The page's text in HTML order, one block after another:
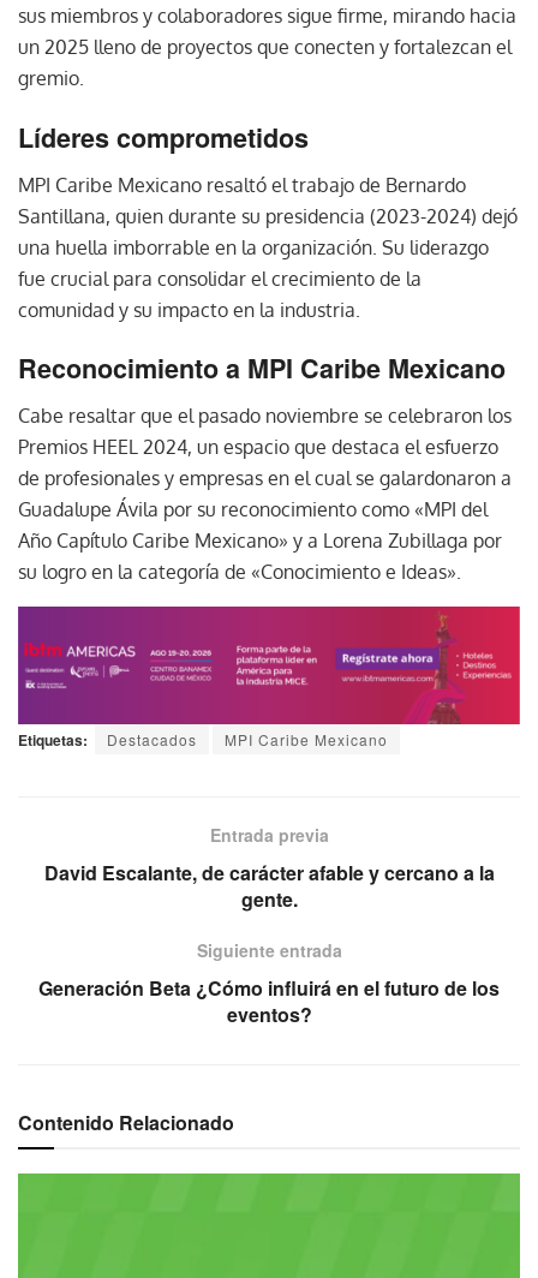
sus miembros y colaboradores sigue firme, mirando hacia
un 2025 lleno de proyectos que conecten y fortalezcan el
gremio.
Líderes comprometidos
MPI Caribe Mexicano resaltó el trabajo de Bernardo
Santillana, quien durante su presidencia (2023-2024) dejó
una huella imborrable en la organización. Su liderazgo
fue crucial para consolidar el crecimiento de la
comunidad y su impacto en la industria.
Reconocimiento a MPI Caribe Mexicano
Cabe resaltar que el pasado noviembre se celebraron los
Premios HEEL 2024, un espacio que destaca el esfuerzo
de profesionales y empresas en el cual se galardonaron a
Guadalupe Ávila por su reconocimiento como «MPI del
Año Capítulo Caribe Mexicano» y a Lorena Zubillaga por
su logro en la categoría de «Conocimiento e Ideas».
Etiquetas: Destacados MPI Caribe Mexicano
Entrada previa
David Escalante, de carácter afable y cercano a la
gente.
Siguiente entrada
Generación Beta ¿Cómo influirá en el futuro de los
eventos?
Contenido Relacionado